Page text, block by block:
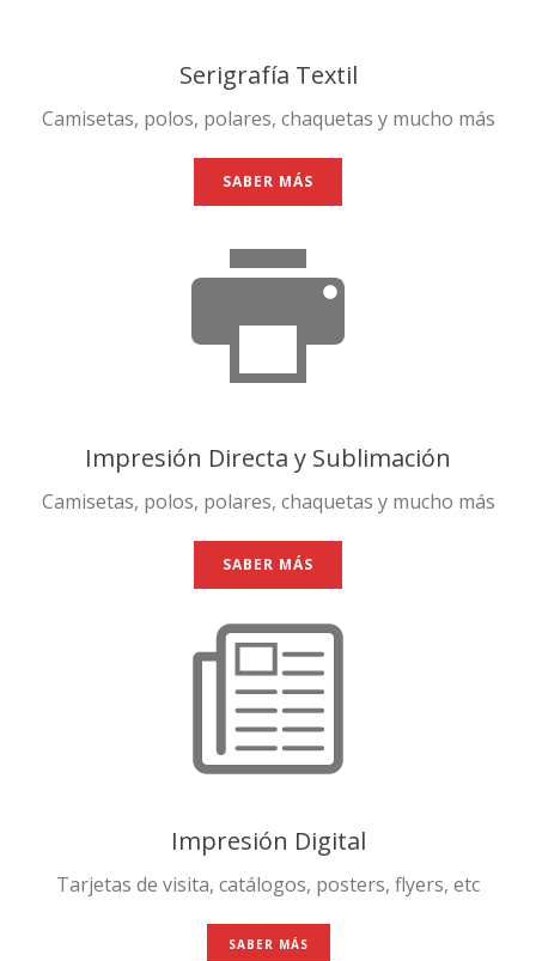
Serigrafía Textil
Camisetas, polos, polares, chaquetas y mucho más
SABER MÁS
Impresión Directa y Sublimación
Camisetas, polos, polares, chaquetas y mucho más
SABER MÁS
Impresión Digital
Tarjetas de visita, catálogos, posters, flyers, etc
SABER MÁS